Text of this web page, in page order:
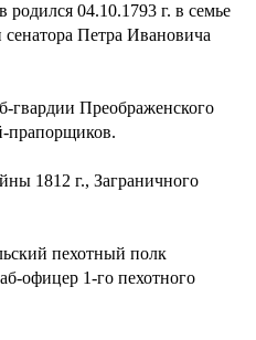
04.10.1793 г. в семье
сенатора Петра Ивановича
гвардии Преображенского
прапорщиков.
1812 г., Заграничного
пехотный полк
офицер 1-го пехотного